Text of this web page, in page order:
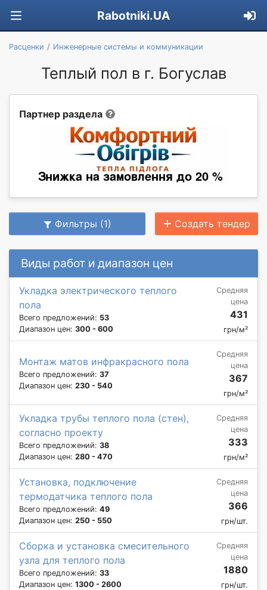
Rabotniki.UA
Расценки Инженерные системы и коммуникации
Теплый пол в г. Богуслав
Партнер раздела
Фильтры (1) Создать тендер
Виды работ и диапазон цен
Укладка электрического теплого
пола
Всего предложений: 53
Диапазон цен: 300 - 600
Средняя
цена
431
грн/м²
Монтаж матов инфракрасного пола
Всего предложений: 37
Диапазон цен: 230 - 540
Средняя
цена
367
грн/м²
Укладка трубы теплого пола (стен),
согласно проекту
Всего предложений: 38
Диапазон цен: 280 - 470
Средняя
цена
333
грн/м²
Установка, подключение
термодатчика теплого пола
Всего предложений: 49
Диапазон цен: 250 - 550
Средняя
цена
366
грн/шт.
Сборка и установка смесительного
узла для теплого пола
Всего предложений: 33
Диапазон цен: 1300 - 2600
Средняя
цена
1880
грн/шт.